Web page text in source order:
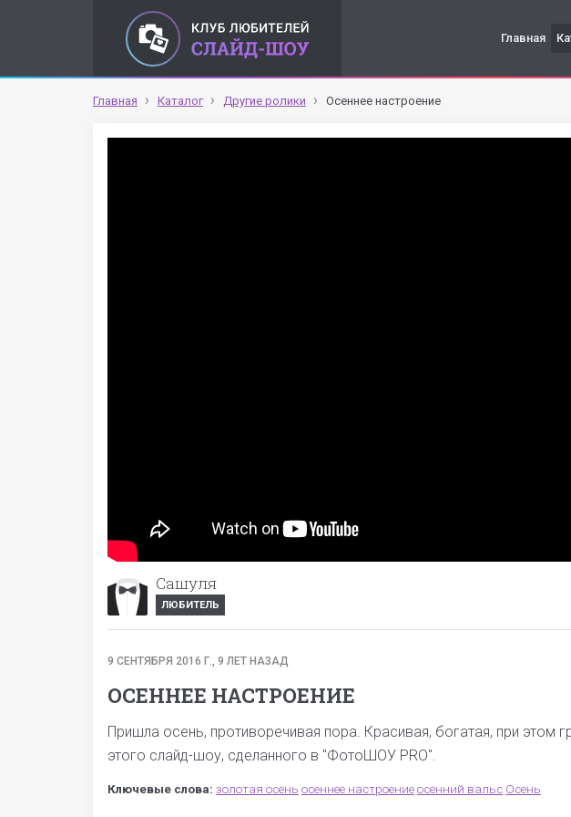
Главная
Главная Каталог Другие ролики Осеннее настроение
Сашуля
ЛЮБИТЕЛЬ
9 СЕНТЯБРЯ 2016 Г., 9 ЛЕТ НАЗАД
ОСЕННЕЕ НАСТРОЕНИЕ
Пришла осень, противоречивая пора. Красивая, богатая, при этом
этого слайд-шоу, сделанного в "ФотоШОУ PRO".
Ключевые слова: золотая осень осеннее настроение осенний вальс Осень